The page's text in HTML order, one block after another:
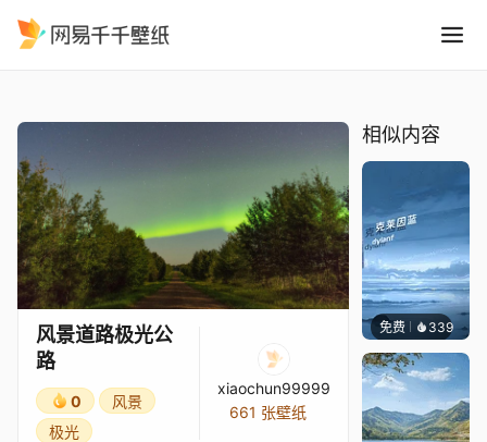
风景道路极光公
路
0
风景
极光
xiaochun99999
661 张壁纸
相似内容
免费 339冰茶Ln